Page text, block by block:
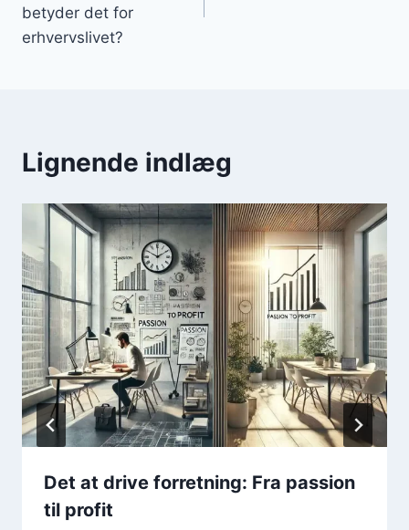
betyder det for
erhvervslivet?
Lignende indlæg
Det at drive forretning: Fra passion
til profit